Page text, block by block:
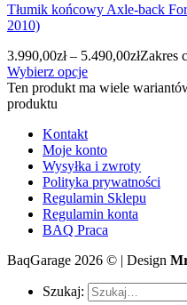
Tłumik końcowy Axle-back
2010)
3.990,00zł – 5.490,00złZakres
Wybierz opcje
Ten produkt ma wiele
produktu
Kontakt
Moje konto
Wysyłka i zwroty
Polityka prywatności
Regulamin Sklepu
Regulamin konta
BAQ Praca
BaqGarage 2026 © | Design
Szukaj: